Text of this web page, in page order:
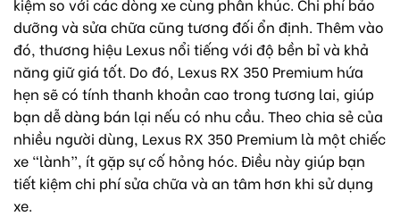
dưỡng và sửa chữa cũng tương đối ổn định. Thêm vào
đó, thương hiệu Lexus nổi tiếng với độ bền bỉ và khả
năng giữ giá tốt. Do đó, Lexus RX 350 Premium hứa
hẹn sẽ có tính thanh khoản cao trong tương lai, giúp
bạn dễ dàng bán lại nếu có nhu cầu. Theo chia sẻ của
nhiều người dùng, Lexus RX 350 Premium là một chiếc
xe “lành”, ít gặp sự cố hỏng hóc. Điều này giúp bạn
tiết kiệm chi phí sửa chữa và an tâm hơn khi sử dụng
xe.